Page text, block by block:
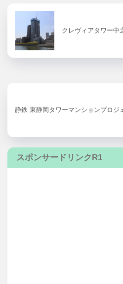
クレヴィアタワー中
静鉄 東静岡タワーマンションプロジ
スポンサードリンクR1